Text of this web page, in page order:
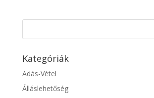
Kategóriák
Adás-Vétel
Álláslehetőség